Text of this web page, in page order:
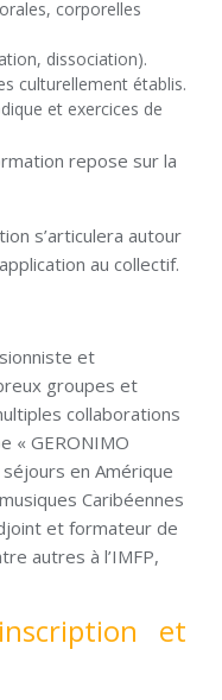
corporelles
dissociation).
culturellement établis.
et exercices de
repose sur la
s’articulera autour
au collectif.
et
groupes et
collaborations
« GERONIMO
en Amérique
Caribéennes
et formateur de
autres à l’IMFP,
et